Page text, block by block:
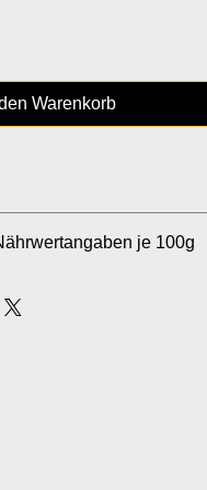
Warenkorb
je 100g